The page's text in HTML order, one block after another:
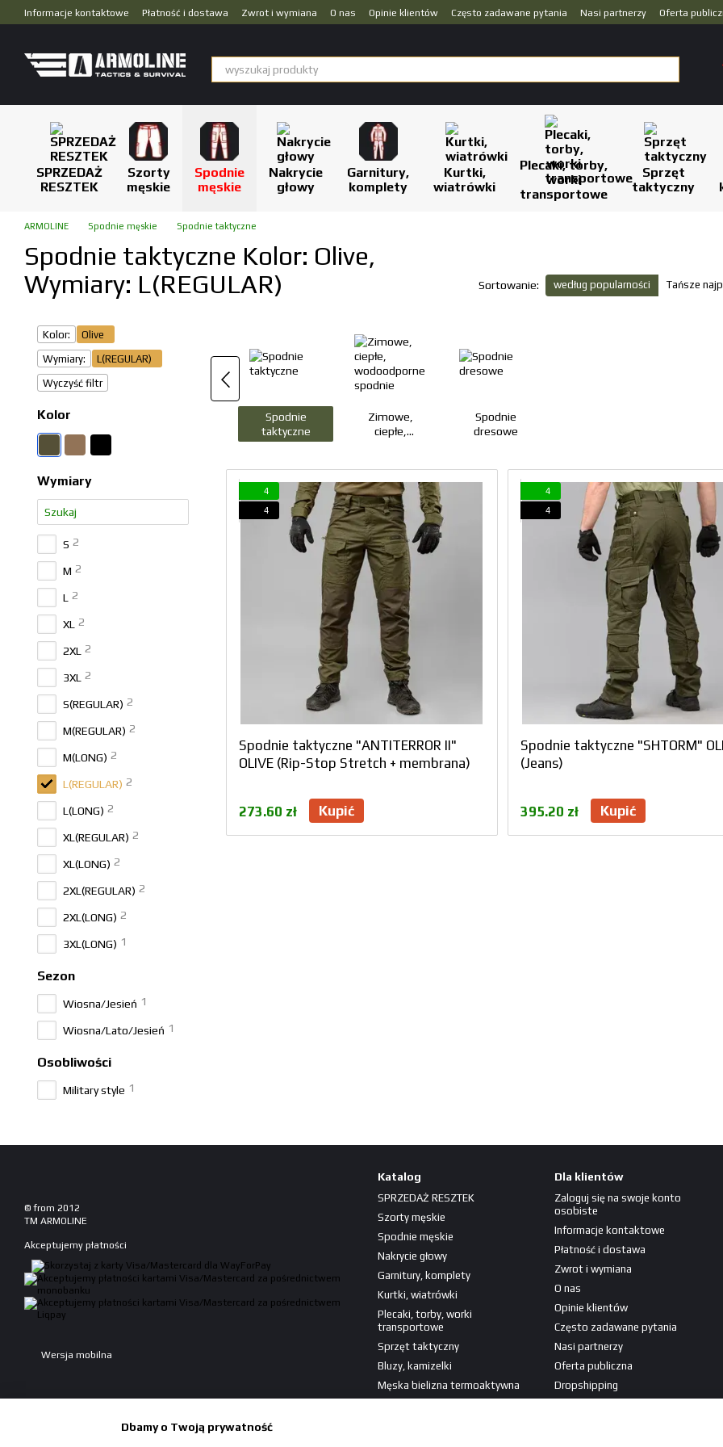
Przejdź do głównej treści
Informacje kontaktowe Płatność i dostawa Zwrot i wymiana O nas Opinie klientów Często zadawane pytania Nasi partnerzy
Oferta
SPRZEDAŻ
RESZTEK
Szorty
męskie
Spodnie
męskie
Nakrycie
głowy
Garnitury,
komplety
Kurtki,
wiatrówki
Plecaki, torby,
worki
transportowe
Sprzęt
taktyczny
ARMOLINE Spodnie męskie Spodnie taktyczne
Spodnie taktyczne Kolor: Olive,
Wymiary: L(REGULAR)
Sortowanie: według popularności Tańsze
Spodnie
taktyczne
Zimowe,
ciepłe,
Spodnie
dresowe
4
4
Spodnie taktyczne "ANTITERROR II"
OLIVE (Rip-Stop Stretch + membrana)
273.60 zł Kupić
4
4
Spodnie taktyczne "SHTORM"
(Jeans)
395.20 zł Kupić
Kolor:
Olive
Wymiary:
L(REGULAR)
Wyczyść filtr
Kolor
Wymiary
S 2
M 2
L 2
XL 2
2XL 2
3XL 2
S(REGULAR) 2
M(REGULAR) 2
M(LONG) 2
L(REGULAR) 2
L(LONG) 2
XL(REGULAR) 2
XL(LONG) 2
2XL(REGULAR) 2
2XL(LONG) 2
3XL(LONG) 1
Sezon
Wiosna/Jesień 1
Wiosna/Lato/Jesień 1
Osobliwości
Military style 1
© from 2012
TM ARMOLINE
Akceptujemy płatności
Wersja mobilna
Katalog
SPRZEDAŻ RESZTEK
Szorty męskie
Spodnie męskie
Nakrycie głowy
Garnitury, komplety
Kurtki, wiatrówki
Plecaki, torby, worki
transportowe
Sprzęt taktyczny
Bluzy, kamizelki
Męska bielizna termoaktywna
Dla klientów
Zaloguj się na swoje konto
osobiste
Informacje kontaktowe
Płatność i dostawa
Zwrot i wymiana
O nas
Opinie klientów
Często zadawane pytania
Nasi partnerzy
Oferta publiczna
Dropshipping
Dbamy o Twoją prywatność